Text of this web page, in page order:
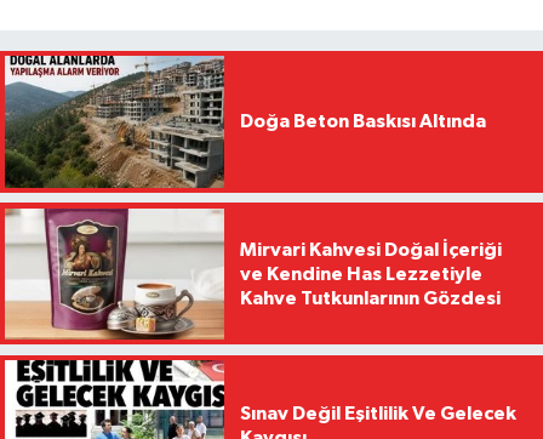
Doğa Beton Baskısı Altında
Mirvari Kahvesi Doğal İçeriği
ve Kendine Has Lezzetiyle
Kahve Tutkunlarının Gözdesi
Sınav Değil Eşitlilik Ve Gelecek